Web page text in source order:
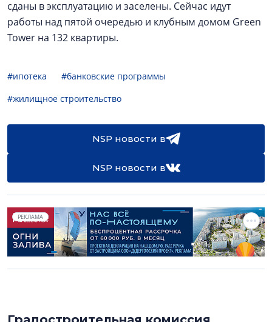
сданы в эксплуатацию и заселены. Сейчас идут
работы над пятой очередью и клубным домом Green
Tower на 132 квартиры.
#ипотека
#банковские программы
#жилищное строительство
NSP новости в
NSP новости в
РЕКЛАМА